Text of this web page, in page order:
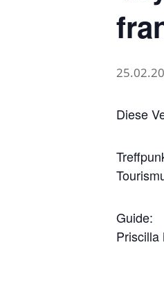
Diese
Guide:
Priscilla